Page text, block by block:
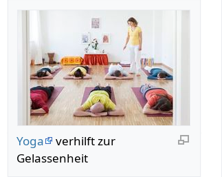
Yoga
verhilft zur
Gelassenheit